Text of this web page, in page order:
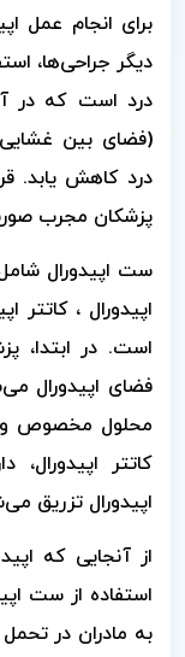
برای انجام عمل
دیگر جراحی‌ها،
درد است که در
(فضای بین
درد کاهش یابد.
پزشکان مجرب
ست اپیدورال
اپیدورال ،
است. در ابتدا،
فضای اپیدورال
محلول مخصوص
کاتتر
اپیدورال تزریق
از آنجایی که
استفاده از ست
به مادران در